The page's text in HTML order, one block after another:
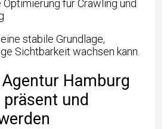
für Crawling und
stabile Grundlage,
Sichtbarkeit wachsen kann.
Agentur Hamburg
und